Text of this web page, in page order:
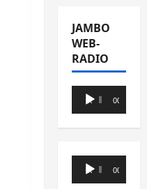
JAMBO
WEB-
RADIO
Lecteur
audio
00:00 00:00
Lecteur
audio
00:00 00:00